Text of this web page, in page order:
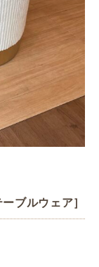
ブルウェア］